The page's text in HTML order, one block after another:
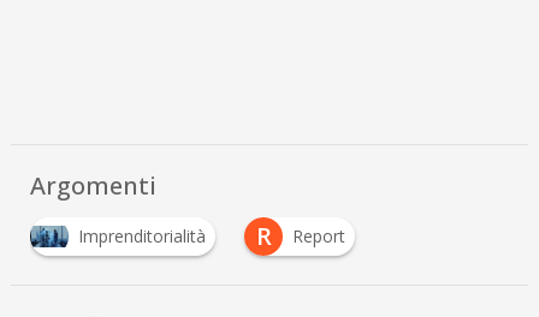
Argomenti
Imprenditorialità R Report